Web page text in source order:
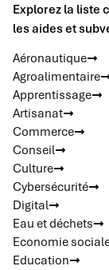
Explorez la liste
les aides et
Aéronautique
Agroalimentaire
Apprentissage
Artisanat
Commerce
Conseil
Culture
Cybersécurité
Digital
Eau et déchets
Economie
Education